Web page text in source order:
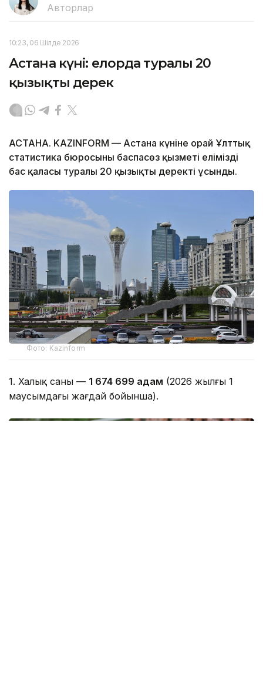
Авторлар
10:23, 06 Шілде 2026
Астана күні: елорда туралы 20
қызықты дерек
АСТАНА. KAZINFORM — Астана күніне орай Ұлттық
статистика бюросының баспасөз қызметі еліміздің
бас қаласы туралы 20 қызықты деректі ұсынды.
Фото: Kazinform
1. Халық саны — 1 674 699 адам (2026 жылғы 1
маусымдағы жағдай бойынша).